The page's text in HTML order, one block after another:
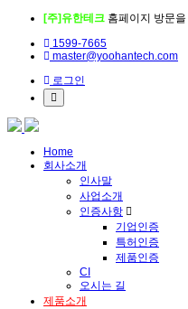
[주]유한테크 홈페이지 방문
1599-7665
master@yoohantech.com
로그인
Home
회사소개
인사말
사업소개
인증사항
기업인증
특허인증
제품인증
CI
오시는 길
제품소개